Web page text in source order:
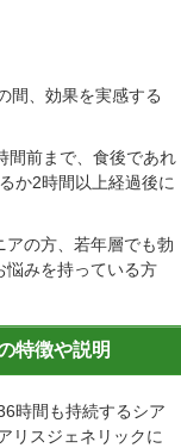
間、効果を実感する
間前まで、食後であれ
か2時間以上経過後に
アの方、若年層でも勃
悩みを持っている方
特徴や説明
時間も持続するシア
リスジェネリックに